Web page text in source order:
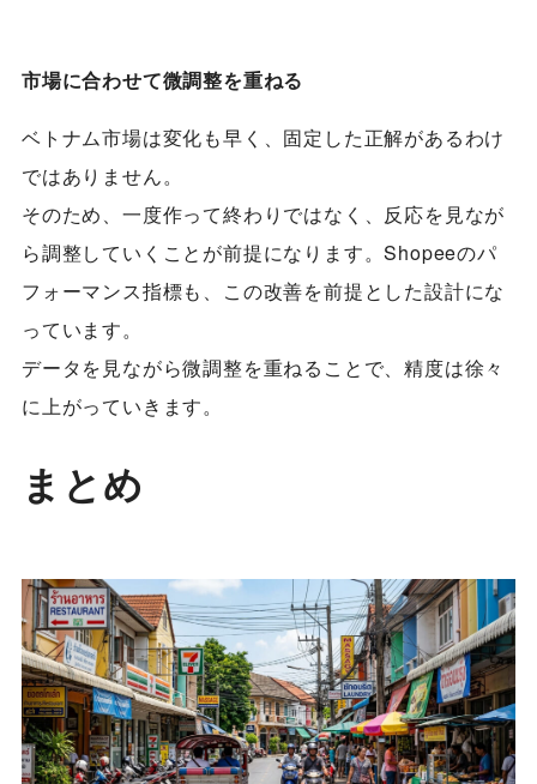
市場に合わせて微調整を重ねる
ベトナム市場は変化も早く、固定した正解があるわけ
ではありません。
そのため、一度作って終わりではなく、反応を見なが
ら調整していくことが前提になります。Shopeeのパ
フォーマンス指標も、この改善を前提とした設計にな
っています。
データを見ながら微調整を重ねることで、精度は徐々
に上がっていきます。
まとめ